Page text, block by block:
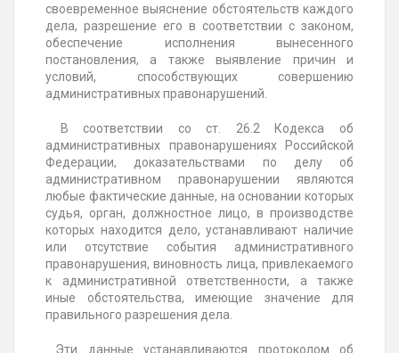
своевременное выяснение обстоятельств каждого
дела, разрешение его в соответствии с законом,
обеспечение исполнения вынесенного
постановления, а также выявление причин и
условий, способствующих совершению
административных правонарушений.
В соответствии со ст. 26.2 Кодекса об
административных правонарушениях Российской
Федерации, доказательствами по делу об
административном правонарушении являются
любые фактические данные, на основании которых
судья, орган, должностное лицо, в производстве
которых находится дело, устанавливают наличие
или отсутствие события административного
правонарушения, виновность лица, привлекаемого
к административной ответственности, а также
иные обстоятельства, имеющие значение для
правильного разрешения дела.
Эти данные устанавливаются протоколом об